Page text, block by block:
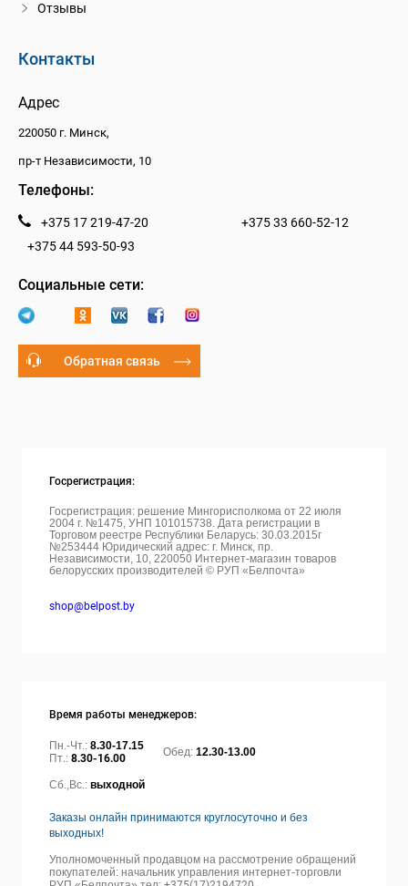
Отзывы
Контакты
Адрес
220050 г. Минск,
пр-т Независимости, 10
Телефоны:
+375 17 219-47-20
+375 33 660-52-12
+375 44 593-50-93
Социальные сети:
Обратная связь
Госрегистрация:
Госрегистрация: решение Мингорисполкома от 22 июля
2004 г. №1475, УНП 101015738. Дата регистрации в
Торговом реестре Республики Беларусь: 30.03.2015г
№253444 Юридический адрес: г. Минск, пр.
Независимости, 10, 220050 Интернет-магазин товаров
белорусских производителей © РУП «Белпочта»
shop@belpost.by
Время работы менеджеров:
Пн.-Чт.: 8.30-17.15
Пт.: 8.30-16.00 Обед: 12.30-13.00
Сб.,Вс.: выходной
Заказы онлайн принимаются круглосуточно и без
выходных!
Уполномоченный продавцом на рассмотрение обращений
покупателей: начальник управления интернет-торговли